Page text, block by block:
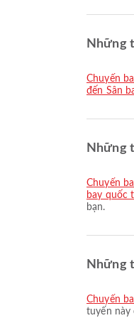
Những
chuyến
đến Sân
Những
chuyến
bay quốc
bạn.
Những
chuyến
tuyến này